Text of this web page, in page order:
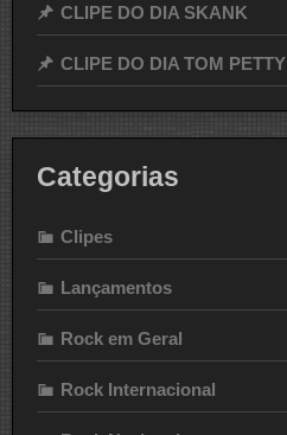
CLIPE DO DIA SKANK
CLIPE DO DIA TOM PETTY
Categorias
Clipes
Lançamentos
Rock em Geral
Rock Internacional